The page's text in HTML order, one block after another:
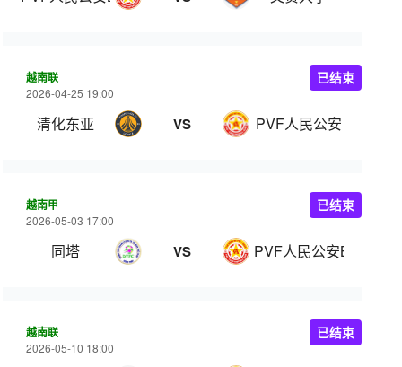
越南联
2026-04-25 19:00
清化东亚 VS PVF人民公安
已结束
越南甲
2026-05-03 17:00
同塔 VS PVF人民公安B队
已结束
越南联
2026-05-10 18:00
已结束